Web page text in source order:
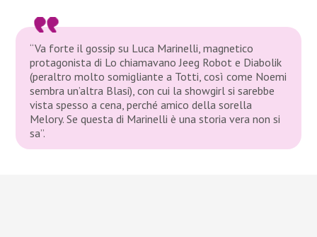
“Va forte il gossip su Luca Marinelli, magnetico
protagonista di Lo chiamavano Jeeg Robot e Diabolik
(peraltro molto somigliante a Totti, così come Noemi
sembra un’altra Blasi), con cui la showgirl si sarebbe
vista spesso a cena, perché amico della sorella
Melory. Se questa di Marinelli è una storia vera non si
sa”.